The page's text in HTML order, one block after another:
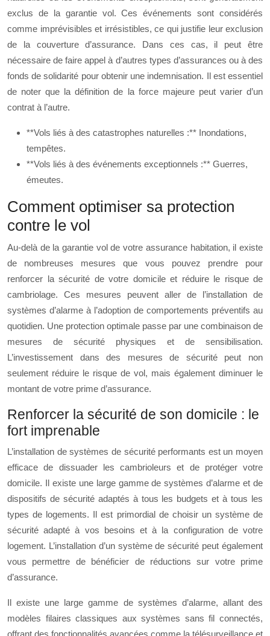
exclus de la garantie vol. Ces événements sont considérés
comme imprévisibles et irrésistibles, ce qui justifie leur exclusion
de la couverture d’assurance. Dans ces cas, il peut être
nécessaire de faire appel à d’autres types d’assurances ou à des
fonds de solidarité pour obtenir une indemnisation. Il est essentiel
de noter que la définition de la force majeure peut varier d’un
contrat à l’autre.
**Vols liés à des catastrophes naturelles :** Inondations,
tempêtes.
**Vols liés à des événements exceptionnels :** Guerres,
émeutes.
Comment optimiser sa protection
contre le vol
Au-delà de la garantie vol de votre assurance habitation, il existe
de nombreuses mesures que vous pouvez prendre pour
renforcer la sécurité de votre domicile et réduire le risque de
cambriolage. Ces mesures peuvent aller de l’installation de
systèmes d’alarme à l’adoption de comportements préventifs au
quotidien. Une protection optimale passe par une combinaison de
mesures de sécurité physiques et de sensibilisation.
L’investissement dans des mesures de sécurité peut non
seulement réduire le risque de vol, mais également diminuer le
montant de votre prime d’assurance.
Renforcer la sécurité de son domicile : le
fort imprenable
L’installation de systèmes de sécurité performants est un moyen
efficace de dissuader les cambrioleurs et de protéger votre
domicile. Il existe une large gamme de systèmes d’alarme et de
dispositifs de sécurité adaptés à tous les budgets et à tous les
types de logements. Il est primordial de choisir un système de
sécurité adapté à vos besoins et à la configuration de votre
logement. L’installation d’un système de sécurité peut également
vous permettre de bénéficier de réductions sur votre prime
d’assurance.
Il existe une large gamme de systèmes d’alarme, allant des
modèles filaires classiques aux systèmes sans fil connectés,
offrant des fonctionnalités avancées comme la télésurveillance et